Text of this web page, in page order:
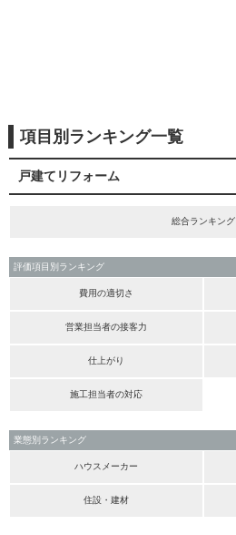
項目別ランキング一覧
戸建てリフォーム
総合ランキング
評価項目別ランキング
費用の適切さ
営業担当者の接客力
仕上がり
施工担当者の対応
業態別ランキング
ハウスメーカー
住設・建材